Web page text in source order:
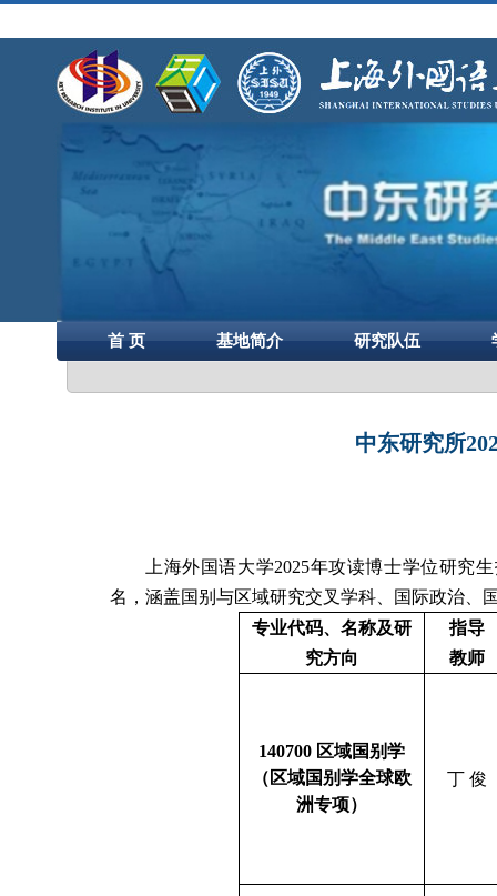
首 页 基地简介 研究队伍
中东研究所
上海外国语大学2025年攻读博士学位研究
名，涵盖国别与区域研究交叉学科、国际政治、
专业代码、名称及研
究方向
指导
教师
140700 区域国别学
（区域国别学全球欧
洲专项）
丁 俊